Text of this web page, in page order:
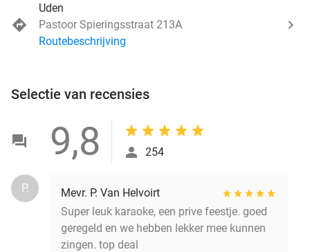
Uden
Pastoor Spieringsstraat 213A
Routebeschrijving
Selectie van recensies
9,8 254
P.
Mevr. P. Van Helvoirt
Super leuk karaoke, een prive feestje. goed
geregeld en we hebben lekker mee kunnen
zingen. top deal